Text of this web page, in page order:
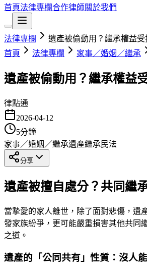
首頁法律專欄合作律師關於我們
法律專欄
遺產被偷動用？繼承權益
首頁
法律專欄 家事／婚姻／繼承
遺產被偷動用？繼承權益
律點通
2026-04-12
5分鐘
家事／婚姻／繼承遺產繼承 民法
分享
遺產被擅自處分？共同繼
當摯愛的家人離世，除了面對悲傷，遺
發家族紛爭，更可能嚴重損害其他共同
之道。
遺產的「公同共有」性質：沒人